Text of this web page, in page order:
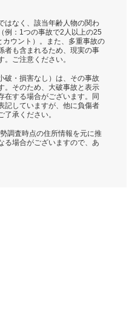
はなく、該当年齢人物の関わ
例：1つの事故で2人以上の25
ウント）。また、多重事故の
者も含まれるため、現実の事
ご注意ください。
破・損害なし）は、その事故
。そのため、大破事故と表示
在する場合がございます。同
記していますが、他に負傷者
承ください。
調査時点の住所情報を元に推
る場合がございますので、あ